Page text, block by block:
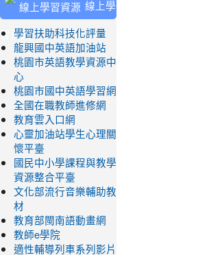
線上學
習資源
學習扶助科技化評量
龍興國中英語加油站
桃園市英語教學資源中
心
桃園市國中英語學習網
全國在職教師進修網
教育雲入口網
心靈加油站學生心理關
懷平臺
國民中小學課程與教學
資源整合平臺
文化部流行音樂輔助教
材
教育部閩南語動畫網
教師e學院
適性輔導列車系列影片